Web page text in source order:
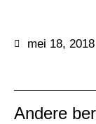
mei 18, 2018
Andere